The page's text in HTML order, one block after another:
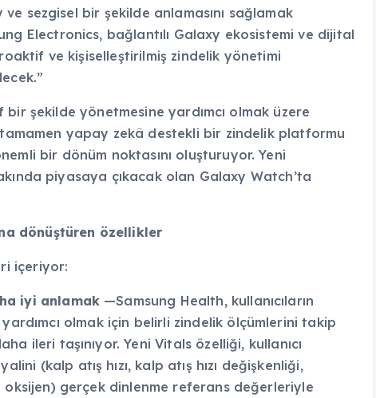
sezgisel bir şekilde anlamasını sağlamak
Electronics, bağlantılı Galaxy ekosistemi ve dijital
ve kişiselleştirilmiş zindelik yönetimi
bir şekilde yönetmesine yardımcı olmak üzere
yapay zekâ destekli bir zindelik platformu
bir dönüm noktasını oluşturuyor. Yeni
piyasaya çıkacak olan Galaxy Watch’ta
dönüştüren özellikler
içeriyor:
iyi anlamak —Samsung Health, kullanıcıların
olmak için belirli zindelik ölçümlerini takip
ileri taşınıyor. Yeni Vitals özelliği, kullanıcı
(kalp atış hızı, kalp atış hızı değişkenliği,
oksijen) gerçek dinlenme referans değerleriyle